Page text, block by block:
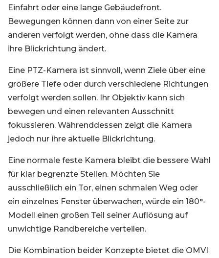
Einfahrt oder eine lange Gebäudefront.
Bewegungen können dann von einer Seite zur
anderen verfolgt werden, ohne dass die Kamera
ihre Blickrichtung ändert.
Eine PTZ-Kamera ist sinnvoll, wenn Ziele über eine
größere Tiefe oder durch verschiedene Richtungen
verfolgt werden sollen. Ihr Objektiv kann sich
bewegen und einen relevanten Ausschnitt
fokussieren. Währenddessen zeigt die Kamera
jedoch nur ihre aktuelle Blickrichtung.
Eine normale feste Kamera bleibt die bessere Wahl
für klar begrenzte Stellen. Möchten Sie
ausschließlich ein Tor, einen schmalen Weg oder
ein einzelnes Fenster überwachen, würde ein 180°-
Modell einen großen Teil seiner Auflösung auf
unwichtige Randbereiche verteilen.
Die Kombination beider Konzepte bietet die OMVI